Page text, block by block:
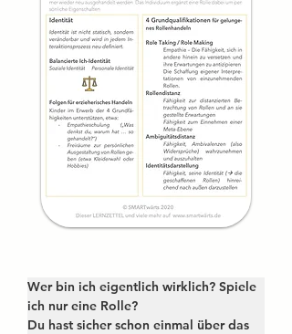
Wer bin ich eigentlich wirklich? Spiele
ich nur eine Rolle?
Du hast sicher schon einmal über das